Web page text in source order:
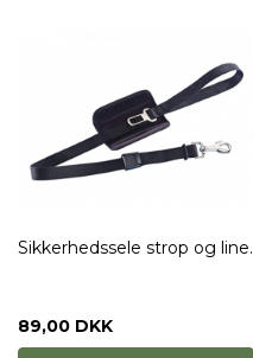
Sikkerhedssele strop og line.
89,00 DKK